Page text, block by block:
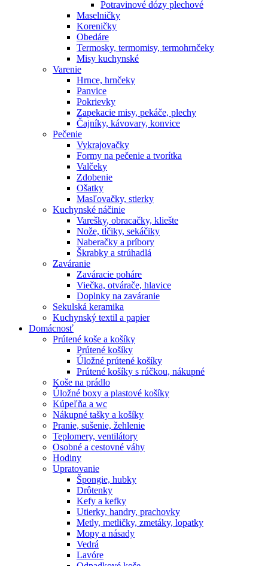
Potravinové dózy plechové
Maselničky
Koreničky
Obedáre
Termosky, termomisy, termohrnčeky
Misy kuchynské
Varenie
Hrnce, hrnčeky
Panvice
Pokrievky
Zapekacie misy, pekáče, plechy
Čajníky, kávovary, konvice
Pečenie
Vykrajovačky
Formy na pečenie a tvorítka
Valčeky
Zdobenie
Ošatky
Masľovačky, stierky
Kuchynské náčinie
Varešky, obracačky, kliešte
Nože, tĺčiky, sekáčiky
Naberačky a príbory
Škrabky a strúhadlá
Zaváranie
Zaváracie poháre
Viečka, otvárače, hlavice
Doplnky na zaváranie
Sekulská keramika
Kuchynský textil a papier
Domácnosť
Prútené koše a košíky
Prútené košíky
Úložné prútené košíky
Prútené košíky s rúčkou, nákupné
Koše na prádlo
Úložné boxy a plastové košíky
Kúpeľňa a wc
Nákupné tašky a košíky
Pranie, sušenie, žehlenie
Teplomery, ventilátory
Osobné a cestovné váhy
Hodiny
Upratovanie
Špongie, hubky
Drôtenky
Kefy a kefky
Utierky, handry, prachovky
Metly, metličky, zmetáky, lopatky
Mopy a násady
Vedrá
Lavóre